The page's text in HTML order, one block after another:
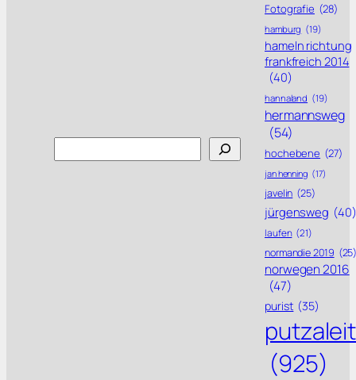
Fotografie (28)
hamburg (19)
hameln richtung
frankfreich 2014
(40)
hannaland (19)
hermannsweg
(54)
hochebene (27)
jan henning (17)
javelin (25)
jürgensweg (40)
laufen (21)
normandie 2019
norwegen 2016
(47)
purist (35)
putzaleit
(925)